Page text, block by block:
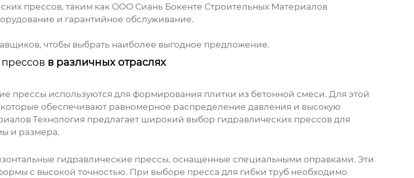
прессов, таким как ООО Сиань Бокенте Строительных Материалов
и гарантийное обслуживание.
чтобы выбрать наиболее выгодное предложение.
в различных отраслях
прессы используются для формирования плитки из бетонной смеси. Для этой
обеспечивают равномерное распределение давления и высокую
Технология предлагает широкий выбор гидравлических прессовдля
и размера.
гидравлические прессы, оснащенные специальными оправками. Эти
с высокой точностью. При выборе пресса для гибки труб необходимо